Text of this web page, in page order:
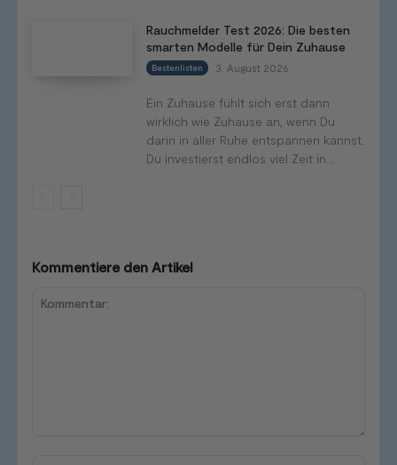
Rauchmelder Test 2026: Die besten
smarten Modelle für Dein Zuhause
Bestenlisten 3. August 2026
Ein Zuhause fühlt sich erst dann
wirklich wie Zuhause an, wenn Du
darin in aller Ruhe entspannen kannst.
Du investierst endlos viel Zeit in...
Kommentiere den Artikel